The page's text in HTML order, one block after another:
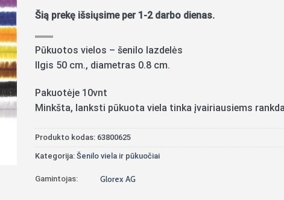
Šią prekę išsiųsime per 1-2 darbo dienas.
Pūkuotos vielos – šenilo lazdelės
Ilgis 50 cm., diametras 0.8 cm.
Pakuotėje 10vnt
Minkšta, lanksti pūkuota viela tinka įvairiausiems
Produkto kodas: 63800625
Kategorija: Šenilo viela ir pūkuočiai
Gamintojas: Glorex AG